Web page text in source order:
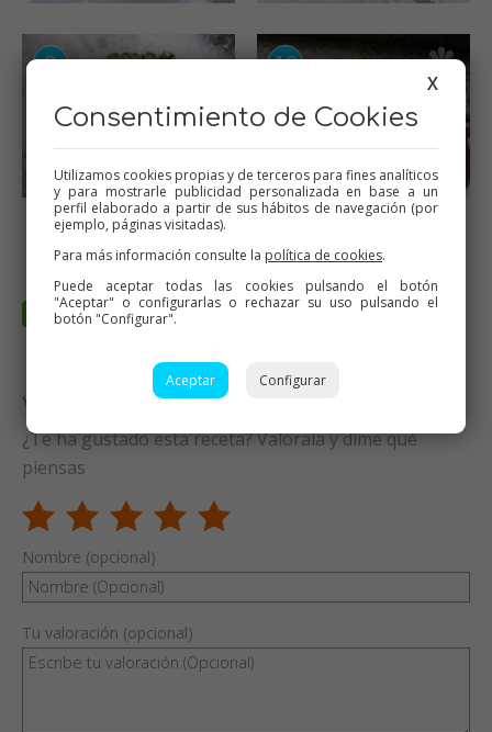
Valora esta receta
¿Te ha gustado esta receta? Valórala y dime qué
piensas
Nombre (opcional)
Tu valoración (opcional)
X
Consentimiento de Cookies
Utilizamos cookies propias y de terceros para fines analíticos
y para mostrarle publicidad personalizada en base a un
perfil elaborado a partir de sus hábitos de navegación (por
ejemplo, páginas visitadas).
Para más información consulte la política de cookies.
Puede aceptar todas las cookies pulsando el botón
"Aceptar" o configurarlas o rechazar su uso pulsando el
botón "Configurar".
Aceptar Configurar